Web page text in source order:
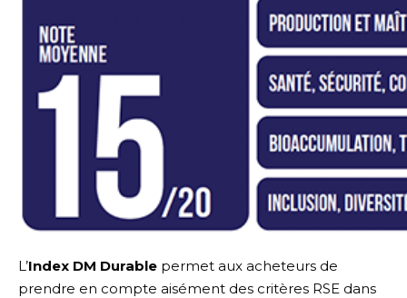
L’Index DM Durable permet aux acheteurs de
prendre en compte aisément des critères RSE dans